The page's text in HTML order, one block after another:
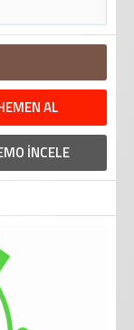
AL
İNCELE